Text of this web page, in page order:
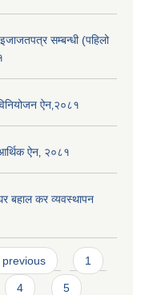
इजाजतपत्र सम्बन्धी (पहिलो
ऐन‚२०८१
ऐन‚ २०८१
बहाल कर व्यवस्थापन
previous 1
4 5